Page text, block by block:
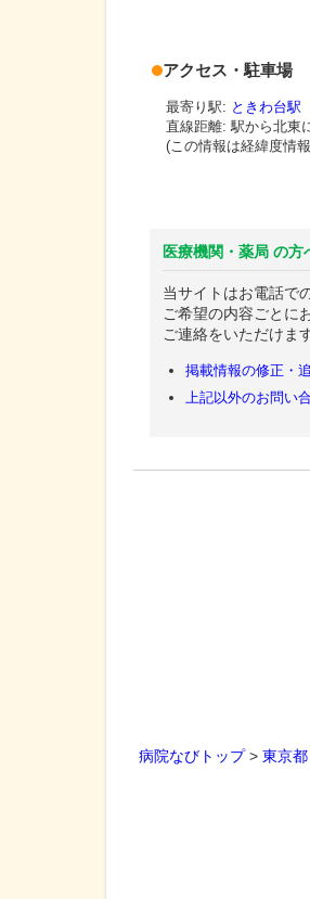
アクセス・駐車場
最寄り駅: ときわ台駅
直線距離: 駅から北東
(この情報は経緯度情
医療機関・薬局 の方
当サイトはお電話で
ご希望の内容ごとに
ご連絡をいただけま
掲載情報の修正・
上記以外のお問い
病院なびトップ> 東京都